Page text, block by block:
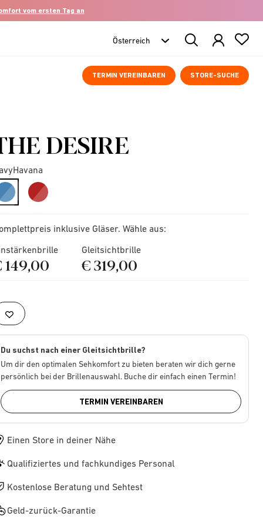
vom ersten Tag an
Search
Products
TERMIN VEREINBAREN STORE-SUCHE
DESIRE
selected
inklusive Gläser. Wähle aus:
149,00
Gleitsichtbrille
€ 319,00
Du suchst nach einer Gleitsichtbrille?
Um dir den optimalen Sehkomfort zu bieten beraten wir dich gerne
persönlich bei der Brillenauswahl. Buche dir einfach einen Termin!
TERMIN VEREINBAREN
Einen Store in deiner Nähe
Qualifiziertes und fachkundiges Personal
Kostenlose Beratung und Sehtest
Geld-zurück-Garantie